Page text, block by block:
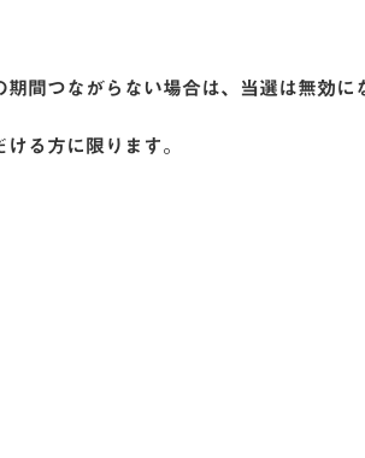
間つながらない場合は、当選は無効に
る方に限ります。